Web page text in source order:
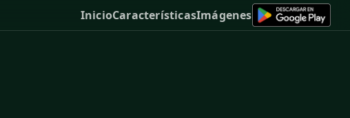
InicioCaracterísticasImágenes